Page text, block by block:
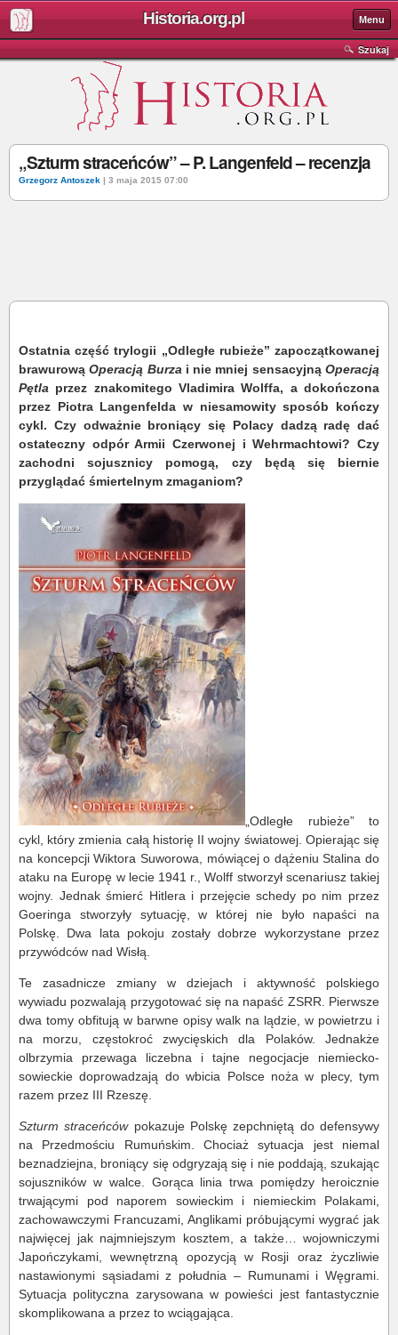
Historia.org.pl Menu
Szukaj
„Szturm straceńców” – P. Langenfeld – recenzja
Grzegorz Antoszek | 3 maja 2015 07:00
Ostatnia część trylogii „Odległe rubieże” zapoczątkowanej
brawurowąOperacją Burza i nie mniej sensacyjnąOperacją
Pętla przez znakomitego Vladimira Wolffa, a dokończona
przez Piotra Langenfelda w niesamowity sposób kończy
cykl. Czy odważnie broniący się Polacy dadzą radę dać
ostateczny odpór Armii Czerwonej i Wehrmachtowi? Czy
zachodni sojusznicy pomogą, czy będą się biernie
przyglądać śmiertelnym zmaganiom?
„Odległe rubieże” to
cykl, który zmienia całą historię II wojny światowej. Opierając się
na koncepcji Wiktora Suworowa, mówiącej o dążeniu Stalina do
ataku na Europę w lecie 1941 r., Wolff stworzył scenariusz takiej
wojny. Jednak śmierć Hitlera i przejęcie schedy po nim przez
Goeringa stworzyły sytuację, w której nie było napaści na
Polskę. Dwa lata pokoju zostały dobrze wykorzystane przez
przywódców nad Wisłą.
Te zasadnicze zmiany w dziejach i aktywność polskiego
wywiadu pozwalają przygotować się na napaść ZSRR. Pierwsze
dwa tomy obfitują w barwne opisy walk na lądzie, w powietrzu i
na morzu, częstokroć zwycięskich dla Polaków. Jednakże
olbrzymia przewaga liczebna i tajne negocjacje niemiecko-
sowieckie doprowadzają do wbicia Polsce noża w plecy, tym
razem przez III Rzeszę.
Szturm straceńcówpokazuje Polskę zepchniętą do defensywy
na Przedmościu Rumuńskim. Chociaż sytuacja jest niemal
beznadziejna, broniący się odgryzają się i nie poddają, szukając
sojuszników w walce. Gorąca linia trwa pomiędzy heroicznie
trwającymi pod naporem sowieckim i niemieckim Polakami,
zachowawczymi Francuzami, Anglikami próbującymi wygrać jak
najwięcej jak najmniejszym kosztem, a także… wojowniczymi
Japończykami, wewnętrzną opozycją w Rosji oraz życzliwie
nastawionymi sąsiadami z południa – Rumunami i Węgrami.
Sytuacja polityczna zarysowana w powieści jest fantastycznie
skomplikowana a przez to wciągająca.